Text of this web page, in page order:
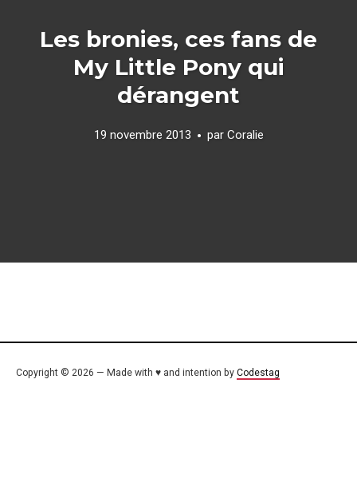
Les bronies, ces fans de
My Little Pony qui
dérangent
19 novembre 2013 par Coralie
Copyright © 2026 — Made with ♥ and intention by Codestag